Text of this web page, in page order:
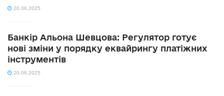
20.06.2025
Банкір Альона Шевцова: Регулятор готує
нові зміни у порядку еквайрингу платіжних
інструментів
20.06.2025